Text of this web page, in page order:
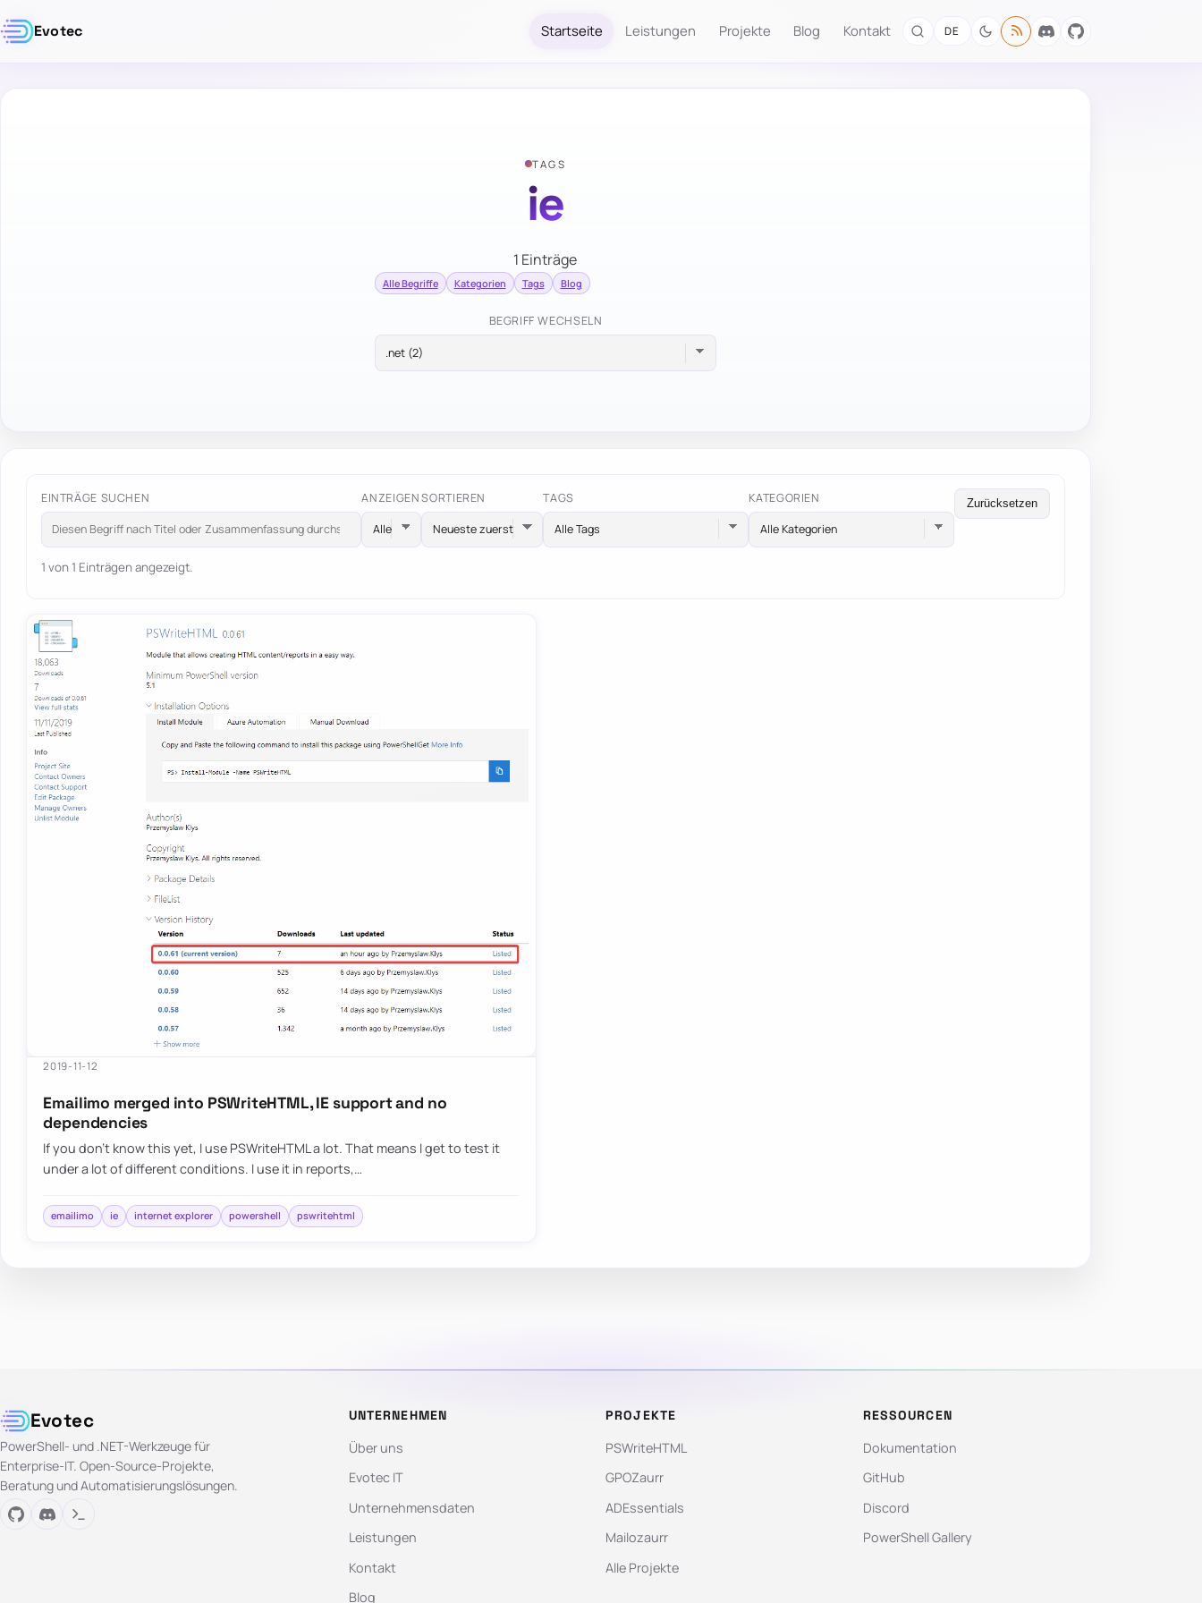
Evotec Startseite Leistungen Projekte Blog Kontakt DE
TAGS
ie
1 Einträge
Alle Begriffe Kategorien Tags Blog
BEGRIFF WECHSELN
EINTRÄGE SUCHEN ANZEIGEN SORTIEREN TAGS
Alle Tags
KATEGORIEN
Alle Kategorien
Zurücksetzen
1 von 1 Einträgen angezeigt.
2019-11-12
Emailimo merged into PSWriteHTML, IE support and no
dependencies
If you don’t know this yet, I use PSWriteHTML a lot. That means I get to test it
under a lot of different conditions. I use it in reports,…
emailimo ie internet explorer powershell pswritehtml
Evotec
PowerShell- und .NET-Werkzeuge für
Enterprise-IT. Open-Source-Projekte,
Beratung und Automatisierungslösungen.
UNTERNEHMEN
Über uns
Evotec IT
Unternehmensdaten
Leistungen
Kontakt
Blog
PROJEKTE
PSWriteHTML
GPOZaurr
ADEssentials
Mailozaurr
Alle Projekte
RESSOURCEN
Dokumentation
GitHub
Discord
PowerShell Gallery